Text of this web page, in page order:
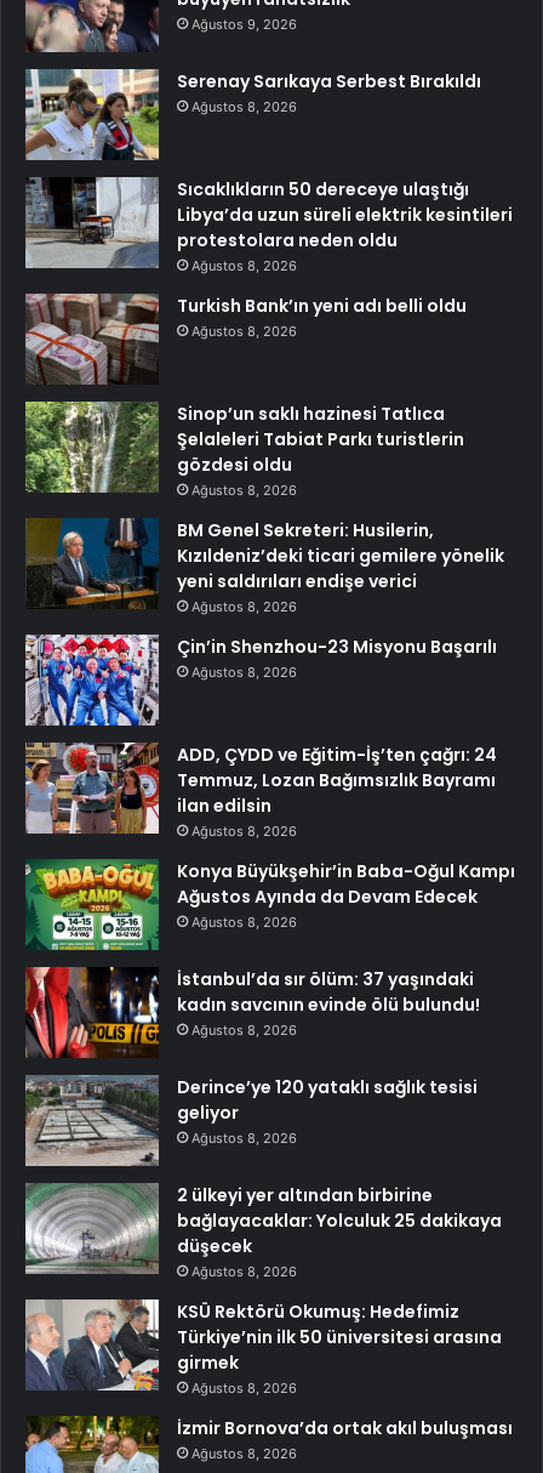
Ağustos 9, 2026
Serenay Sarıkaya Serbest Bırakıldı
Ağustos 8, 2026
Sıcaklıkların 50 dereceye ulaştığı
Libya’da uzun süreli elektrik kesintileri
protestolara neden oldu
Ağustos 8, 2026
Turkish Bank’ın yeni adı belli oldu
Ağustos 8, 2026
Sinop’un saklı hazinesi Tatlıca
Şelaleleri Tabiat Parkı turistlerin
gözdesi oldu
Ağustos 8, 2026
BM Genel Sekreteri: Husilerin,
Kızıldeniz’deki ticari gemilere yönelik
yeni saldırıları endişe verici
Ağustos 8, 2026
Çin’in Shenzhou-23 Misyonu Başarılı
Ağustos 8, 2026
ADD, ÇYDD ve Eğitim-İş’ten çağrı: 24
Temmuz, Lozan Bağımsızlık Bayramı
ilan edilsin
Ağustos 8, 2026
Konya Büyükşehir’in Baba-Oğul Kampı
Ağustos Ayında da Devam Edecek
Ağustos 8, 2026
İstanbul’da sır ölüm: 37 yaşındaki
kadın savcının evinde ölü bulundu!
Ağustos 8, 2026
Derince’ye 120 yataklı sağlık tesisi
geliyor
Ağustos 8, 2026
2 ülkeyi yer altından birbirine
bağlayacaklar: Yolculuk 25 dakikaya
düşecek
Ağustos 8, 2026
KSÜ Rektörü Okumuş: Hedefimiz
Türkiye’nin ilk 50 üniversitesi arasına
girmek
Ağustos 8, 2026
İzmir Bornova’da ortak akıl buluşması
Ağustos 8, 2026